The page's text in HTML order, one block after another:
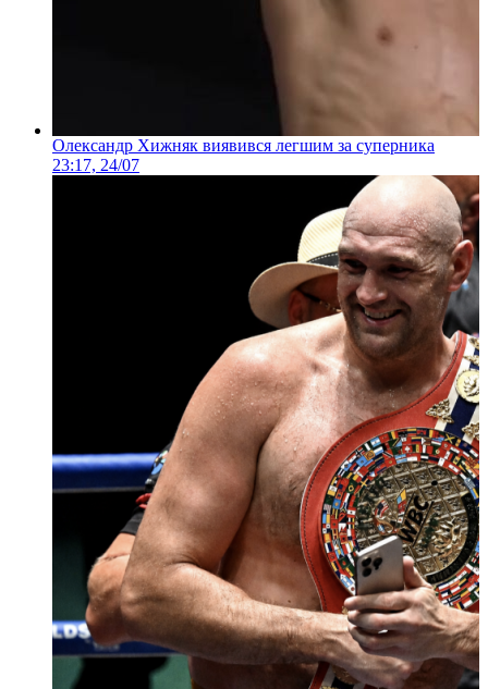
Олександр Хижняк виявився легшим за суперника
23:17, 24/07